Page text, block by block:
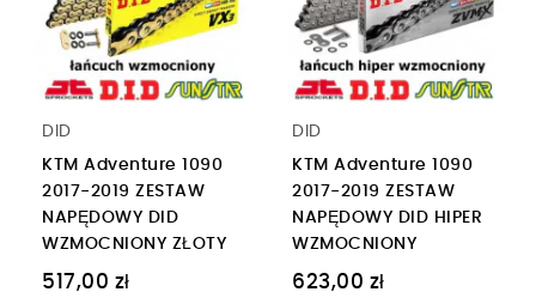
DID
KTM Adventure 1090
2017-2019 ZESTAW
NAPĘDOWY DID
WZMOCNIONY ZŁOTY
517,00 zł
DID
KTM Adventure 1090
2017-2019 ZESTAW
NAPĘDOWY DID HIPER
WZMOCNIONY
623,00 zł